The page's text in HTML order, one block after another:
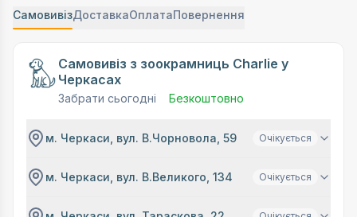
СамовивізДоставкаОплатаПовернення
Самовивіз з зоокрамниць Charlie у
Черкасах
Забрати сьогодні Безкоштовно
м. Черкаси, вул. В.Чорновола, 59 Очікується
м. Черкаси, вул. В.Великого, 134 Очікується